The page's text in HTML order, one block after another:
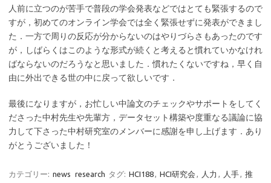
人前に立つのが苦手で普段の学会発表などではとても緊張するので
すが，初めてのオンライン学会では全く緊張せずに発表ができまし
た．一方で周りの反応が分からないのはやりづらさもあったのです
が，しばらくはこのような形式が続くと考えると慣れていかなけれ
ばならないのだろうなと思いました．慣れたくないですね，早く自
由に外出できる世の中に戻って欲しいです．
最後になりますが，お忙しい中論文のチェックやサポートをしてく
ださった中村先生や先輩方，データセット構築や度重なる議論に協
力して下さった中村研究室のメンバーに感謝を申し上げます．あり
がとうございました！
カテゴリー: news research タグ: HCI188, HCI研究会 , 人力 , 人手, 推